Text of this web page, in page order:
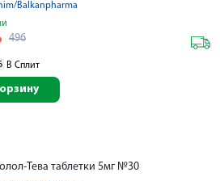
Balkanpharma
496
В Сплит
Тева таблетки 5мг №30